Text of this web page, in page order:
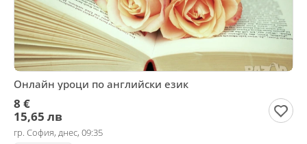
Онлайн уроци по английски език
8 €
15,65 лв
гр. София, днес, 09:35